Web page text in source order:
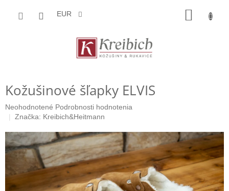
EUR
Kožušinové šľapky ELVIS
Priemerné
hodnotenie
je
0,0
z
hviezdičiek.
Neohodnotené Podrobnosti hodnotenia
Značka: Kreibich&Heitmann